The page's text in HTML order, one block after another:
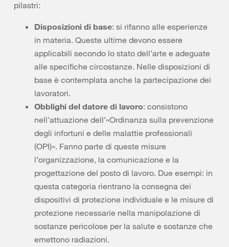
pilastri:
Disposizioni di base: si rifanno alle esperienze
in materia. Queste ultime devono essere
applicabili secondo lo stato dell’arte e adeguate
alle specifiche circostanze. Nelle disposizioni di
base è contemplata anche la partecipazione dei
lavoratori.
Obblighi del datore di lavoro: consistono
nell’attuazione dell’«Ordinanza sulla prevenzione
degli infortuni e delle malattie professionali
(OPI)». Fanno parte di queste misure
l’organizzazione, la comunicazione e la
progettazione del posto di lavoro. Due esempi: in
questa categoria rientrano la consegna dei
dispositivi di protezione individuale e le misure di
protezione necessarie nella manipolazione di
sostanze pericolose per la salute e sostanze che
emettono radiazioni.